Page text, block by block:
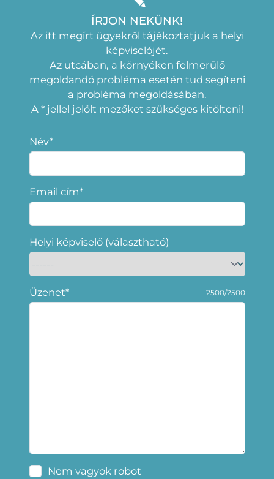
ÍRJON NEKÜNK!
Az itt megírt ügyekről tájékoztatjuk a helyi
képviselójét.
Az utcában, a környéken felmerülő
megoldandó probléma esetén tud segíteni
a probléma megoldásában.
A * jellel jelölt mezőket szükséges kitölteni!
Név*
Email cím*
Helyi képviselő (választható)
Üzenet* 2500/2500
Nem vagyok robot